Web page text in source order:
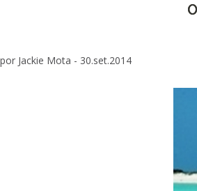
por Jackie Mota - 30.set.2014